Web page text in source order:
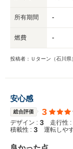
所有期間 -
燃費 -
投稿者：Ｕターン（石川県
安心感
総合評価 3
デザイン : 3 走行性 :
積載性 : 3 運転しや